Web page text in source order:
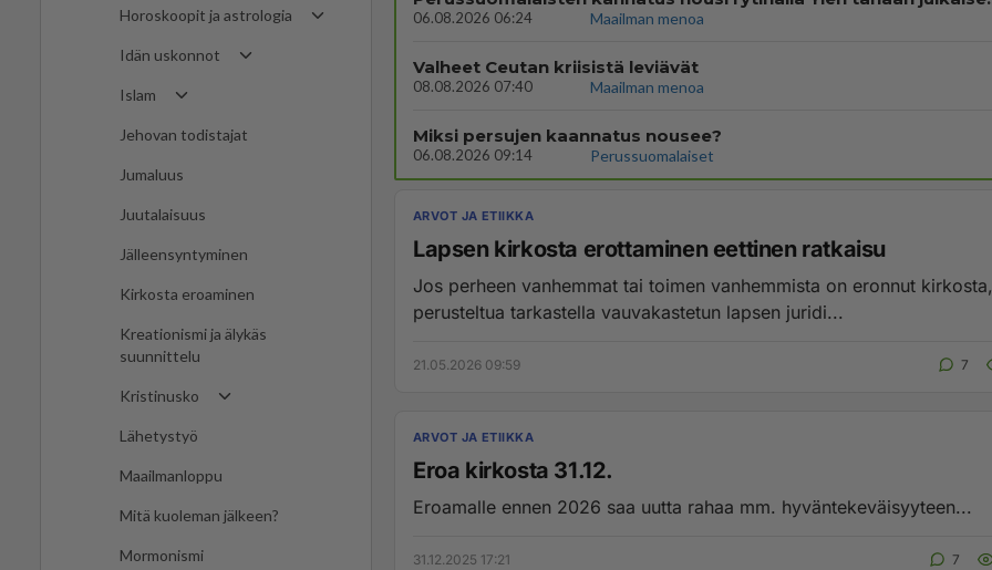
Horoskoopit ja astrologia
Idän uskonnot
Islam
Jehovan todistajat
Jumaluus
Juutalaisuus
Jälleensyntyminen
Kirkosta eroaminen
Kreationismi ja älykäs
suunnittelu
Kristinusko
Lähetystyö
Maailmanloppu
Mitä kuoleman jälkeen?
Mormonismi
06.08.2026 06:24 Maailman menoa
Valheet Ceutan kriisistä leviävät
08.08.2026 07:40 Maailman menoa
Miksi persujen kaannatus nousee?
06.08.2026 09:14 Perussuomalaiset
ARVOT JA ETIIKKA
Lapsen kirkosta erottaminen eettinen ratkaisu
Jos perheen vanhemmat tai toimen vanhemmista on eronnut
perusteltua tarkastella vauvakastetun lapsen juridi...
21.05.2026 09:59 7
ARVOT JA ETIIKKA
Eroa kirkosta 31.12.
Eroamalle ennen 2026 saa uutta rahaa mm. hyväntekeväisyyteen...
31.12.2025 17:21 7